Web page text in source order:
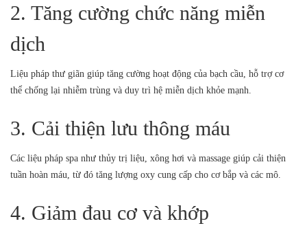
2. Tăng cường chức năng miễn
dịch
Liệu pháp thư giãn giúp tăng cường hoạt động của bạch cầu, hỗ trợ cơ
thể chống lại nhiễm trùng và duy trì hệ miễn dịch khỏe mạnh.
3. Cải thiện lưu thông máu
Các liệu pháp spa như thủy trị liệu, xông hơi và massage giúp cải thiện
tuần hoàn máu, từ đó tăng lượng oxy cung cấp cho cơ bắp và các mô.
4. Giảm đau cơ và khớp